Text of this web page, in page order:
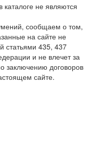
не являются
сообщаем о том,
на сайте не
статьями 435, 437
и не влечет за
заключению договоров
сайте.